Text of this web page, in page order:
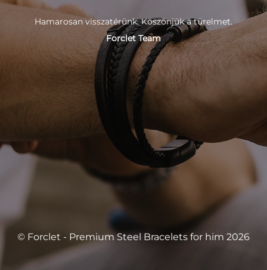
Hamarosan visszatérünk. Köszönjük a türelmet.
Forclet Team
© Forclet - Premium Steel Bracelets for him 2026